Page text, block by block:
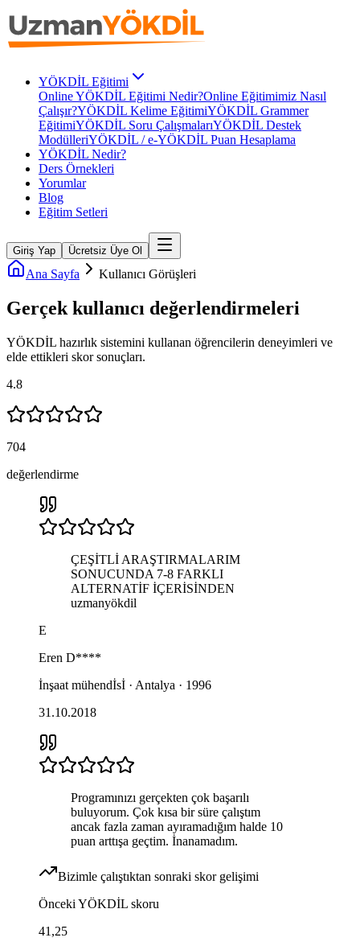
YÖKDİL Eğitimi
Online YÖKDİL Eğitimi Nedir?Online Eğitimimiz Nasıl
Çalışır?YÖKDİL Kelime EğitimiYÖKDİL Grammer
EğitimiYÖKDİL Soru ÇalışmalarıYÖKDİL Destek
ModülleriYÖKDİL / e-YÖKDİL Puan Hesaplama
YÖKDİL Nedir?
Ders Örnekleri
Yorumlar
Blog
Eğitim Setleri
Giriş Yap Ücretsiz Üye Ol
Ana Sayfa Kullanıcı Görüşleri
Gerçek kullanıcı değerlendirmeleri
YÖKDİL hazırlık sistemini kullanan öğrencilerin deneyimleri ve
elde ettikleri skor sonuçları.
4.8
704
değerlendirme
ÇEŞİTLİ ARAŞTIRMALARIM
SONUCUNDA 7-8 FARKLI
ALTERNATİF İÇERİSİNDEN
uzmanyökdil
E
Eren D****
İnşaat mühendİsİ · Antalya · 1996
31.10.2018
Programınızı gerçekten çok başarılı
buluyorum. Çok kısa bir süre çalıştım
ancak fazla zaman ayıramadığım halde 10
puan arttışa geçtim. İnanamadım.
Bizimle çalıştıktan sonraki skor gelişimi
Önceki YÖKDİL skoru
41,25